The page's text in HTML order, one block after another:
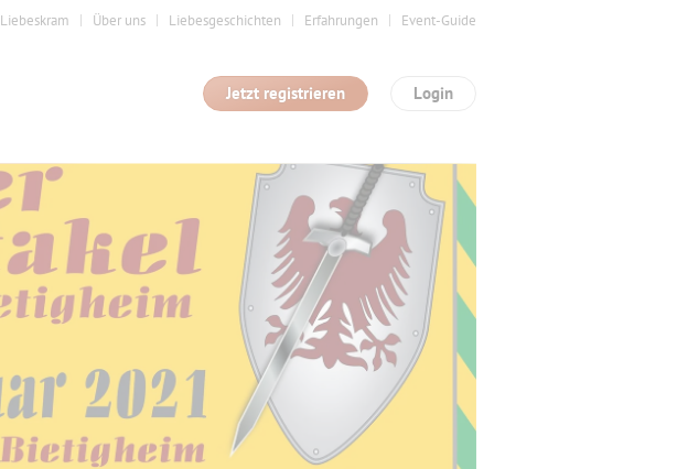
Liebeskram Über uns Liebesgeschichten Erfahrungen Event-Guide
Login
Jetzt registrieren